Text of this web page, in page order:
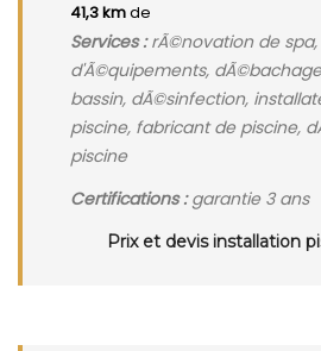
41,3 kmde
Services :rÃ©novation de
d'Ã©quipements,
bassin, dÃ©sinfection,
piscine, fabricant de piscine,
piscine
Certifications :garantie 3 ans
Prix et devis installation